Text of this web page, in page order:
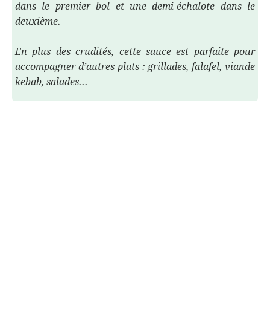
dans le premier bol et une demi-échalote dans le
deuxième.
En plus des crudités, cette sauce est parfaite pour
accompagner d’autres plats : grillades, falafel, viande
kebab, salades...